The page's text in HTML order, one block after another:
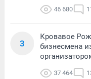
46 680
3
Кровавое
бизнесмена
37 464